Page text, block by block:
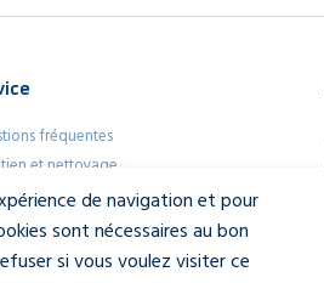
fréquentes
et nettoyage
app pour iPhone et Android
de navigation et pour
sont nécessaires au bon
si vous voulez visiter ce